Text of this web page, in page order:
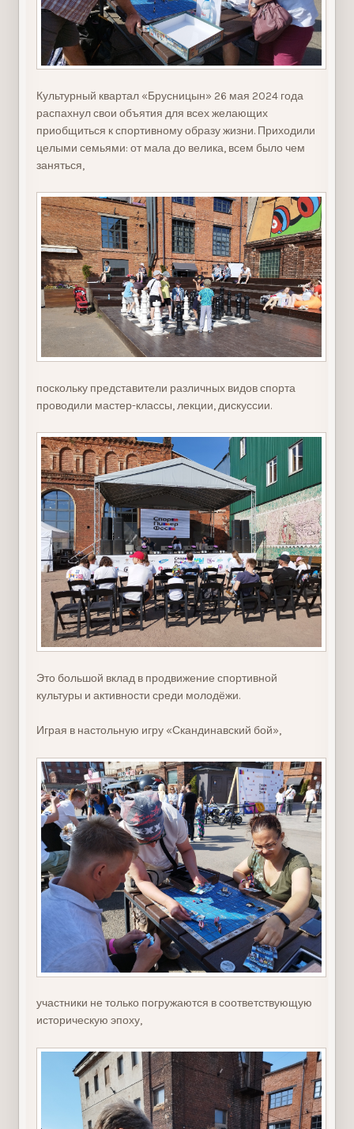
Культурный квартал «Брусницын» 26 мая 2024 года
распахнул свои объятия для всех желающих
приобщиться к спортивному образу жизни. Приходили
целыми семьями: от мала до велика, всем было чем
заняться,
поскольку представители различных видов спорта
проводили мастер-классы, лекции, дискуссии.
Это большой вклад в продвижение спортивной
культуры и активности среди молодёжи.
Играя в настольную игру «Скандинавский бой»,
участники не только погружаются в соответствующую
историческую эпоху,